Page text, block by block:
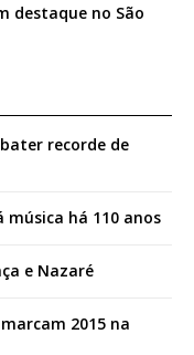
destaque no São
recorde de
música há 110 anos
e Nazaré
2015 na